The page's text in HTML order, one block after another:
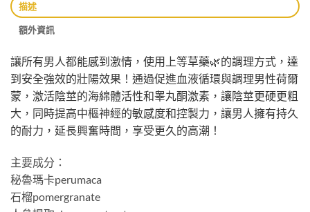
描述
額外資訊
讓所有男人都能感到激情，使用上等草藥🌿的調理方式，達
到安全強效的壯陽效果！通過促進血液循環與調理男性荷爾
蒙，激活陰莖的海綿體活性和睾丸酮激素，讓陰莖更硬更粗
大，同時提高中樞神經的敏感度和控製力，讓男人擁有持久
的耐力，延長興奮時間，享受更久的高潮！
主要成分：
秘魯瑪卡perumaca
石榴pomergranate